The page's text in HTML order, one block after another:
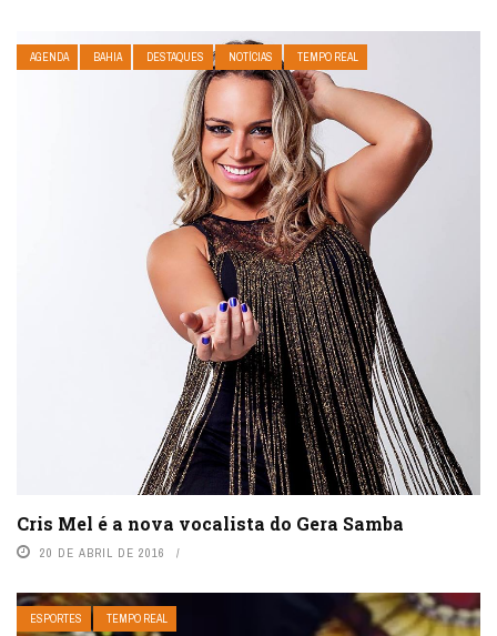
AGENDA BAHIA DESTAQUES NOTÍCIAS TEMPO REAL
Cris Mel é a nova vocalista do Gera Samba
20 DE ABRIL DE 2016
ESPORTES TEMPO REAL